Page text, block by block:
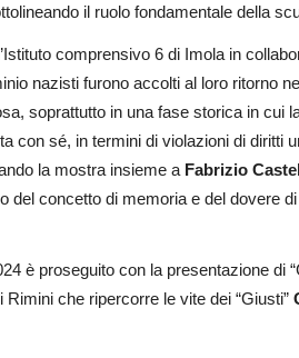
il ruolo fondamentale della
comprensivo 6 di Imola in
nazisti furono accolti al loro ritorno
soprattutto in una fase storica in cui
con sé, in termini di violazioni di diritti
la mostra insieme a Fabrizio
concetto di memoria e del dovere
è proseguito con la presentazione di
Rimini che ripercorre le vite dei “Giusti”